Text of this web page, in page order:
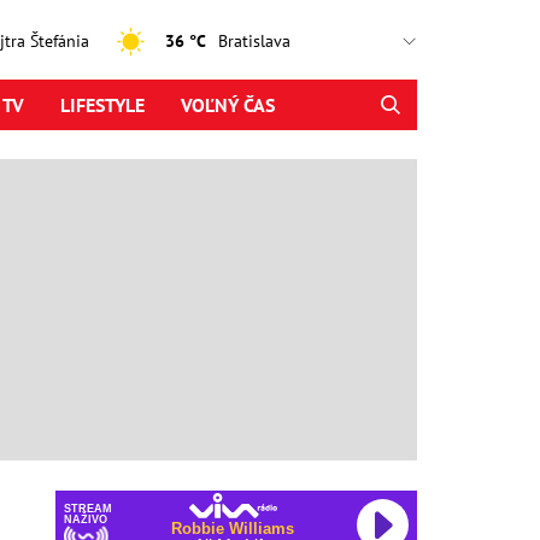
Štefánia 36 °C
LIFESTYLE VOĽNÝ ČAS
STREAM
NAŽIVO
Robbie Williams